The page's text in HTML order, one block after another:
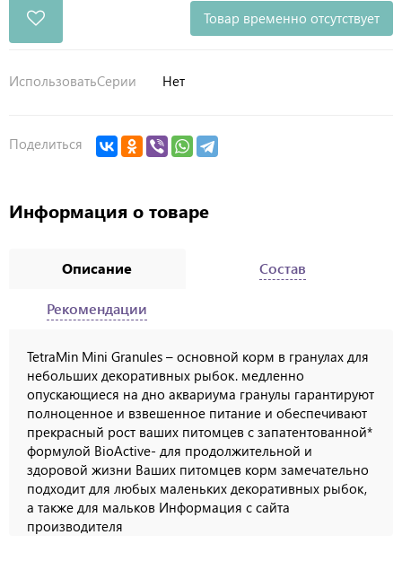
Товар временно отсутствует
ИспользоватьСерии Нет
Поделиться
Информация о товаре
Описание
TetraMin Mini Granules – основной корм в гранулах для
небольших декоративных рыбок. медленно
опускающиеся на дно аквариума гранулы гарантируют
полноценное и взвешенное питание и обеспечивают
прекрасный рост ваших питомцев с запатентованной*
формулой BioActive- для продолжительной и
здоровой жизни Ваших питомцев корм замечательно
подходит для любых маленьких декоративных рыбок,
а также для мальков Информация с сайта
производителя
Состав
Рекомендации